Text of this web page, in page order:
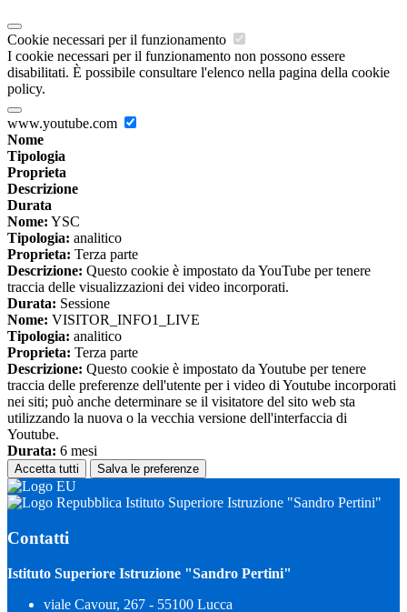
Cookie necessari per il funzionamento
I cookie necessari per il funzionamento non possono essere
disabilitati. È possibile consultare l'elenco nella pagina della cookie
policy.
www.youtube.com
Nome
Tipologia
Proprieta
Descrizione
Durata
Nome: YSC
Tipologia: analitico
Proprieta: Terza parte
Descrizione: Questo cookie è impostato da YouTube per tenere
traccia delle visualizzazioni dei video incorporati.
Durata: Sessione
Nome: VISITOR_INFO1_LIVE
Tipologia: analitico
Proprieta: Terza parte
Descrizione: Questo cookie è impostato da Youtube per tenere
traccia delle preferenze dell'utente per i video di Youtube incorporati
nei siti; può anche determinare se il visitatore del sito web sta
utilizzando la nuova o la vecchia versione dell'interfaccia di
Youtube.
Durata: 6 mesi
Accetta tutti Salva le preferenze
Istituto Superiore Istruzione "Sandro Pertini"
Contatti
Istituto Superiore Istruzione "Sandro Pertini"
viale Cavour, 267 - 55100 Lucca